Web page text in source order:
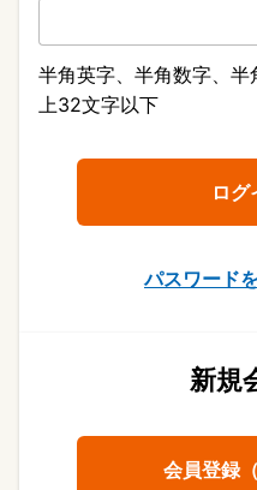
半角英字、半角数字、
上32文字以下
パスワード
新規
会員登録